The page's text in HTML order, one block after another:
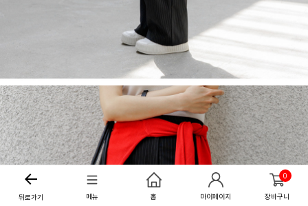
뒤로가기 메뉴 홈 마이페이지
0
장바구니